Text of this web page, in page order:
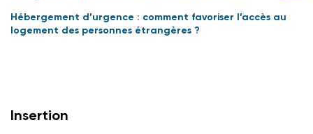
Hébergement d’urgence : comment favoriser l’accès au
logement des personnes étrangères ?
Insertion